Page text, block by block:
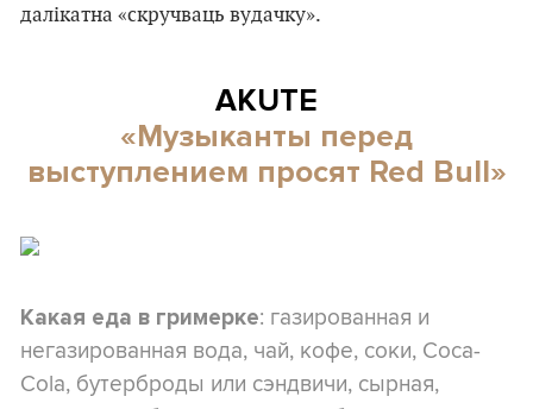
далікатна «скручваць вудачку».
AKUTE
«Музыканты перед
выступлением просят Red Bull»
Какая еда в гримерке: газированная и
негазированная вода, чай, кофе, соки, Coca-
Cola, бутерброды или сэндвичи, сырная,